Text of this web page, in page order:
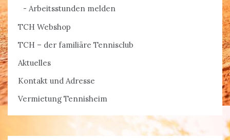
Arbeitsstunden melden
TCH Webshop
TCH – der familiäre Tennisclub
Aktuelles
Kontakt und Adresse
Vermietung Tennisheim